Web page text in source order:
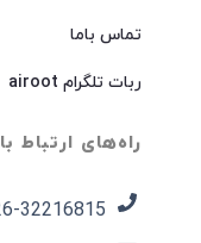
تماس باما
ربات تلگرام airoot
راه‌های ارتباط
32216815​